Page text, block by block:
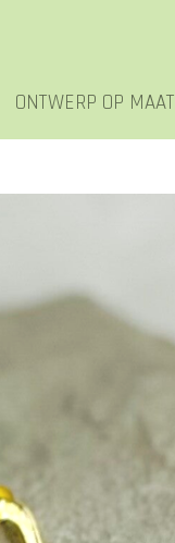
ONTWERP OP MAAT